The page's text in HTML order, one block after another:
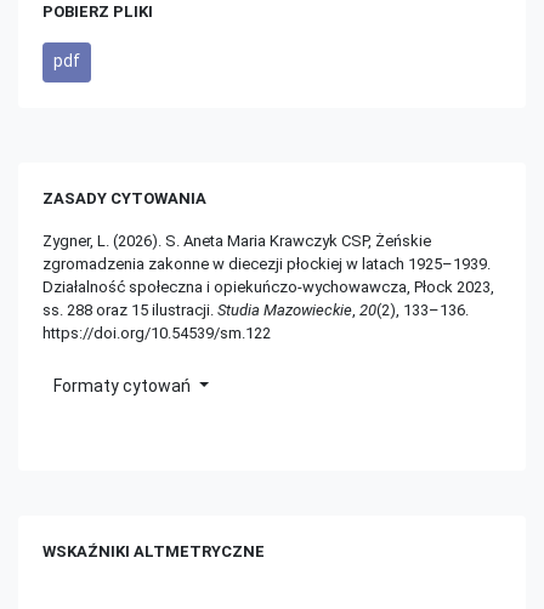
POBIERZ PLIKI
pdf
ZASADY CYTOWANIA
Zygner, L. (2026). S. Aneta Maria Krawczyk CSP, Żeńskie
zgromadzenia zakonne w diecezji płockiej w latach 1925–1939.
Działalność społeczna i opiekuńczo-wychowawcza, Płock 2023,
ss. 288 oraz 15 ilustracji. Studia Mazowieckie 20(2), 133–136.
https://doi.org/10.54539/sm.122
Formaty cytowań
WSKAŹNIKI ALTMETRYCZNE